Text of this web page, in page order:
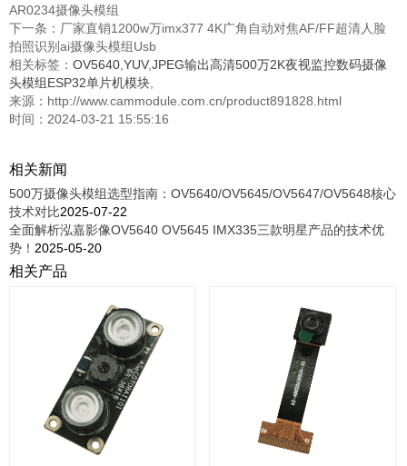
AR0234摄像头模组
下一条： 厂家直销1200w万imx377 4K广角自动对焦AF/FF超清人脸
拍照识别ai摄像头模组Usb
相关标签： OV5640 YUV,JPEG输出高清500万2K夜视监控数码摄像
头模组ESP32单片机模块
来源：http://www.cammodule.com.cn/product891828.html
时间：2024-03-21 15:55:16
相关新闻
500万摄像头模组选型指南：OV5640/OV5645/OV5647/OV5648核心
技术对比2025-07-22
全面解析泓嘉影像OV5640 OV5645 IMX335三款明星产品的技术优
势！ 2025-05-20
相关产品